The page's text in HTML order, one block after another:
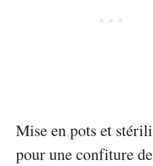
Mise en pots et
pour une confiture